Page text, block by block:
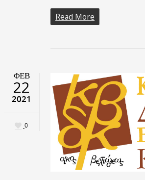
Read More
ΦΕΒ
22
2021
0